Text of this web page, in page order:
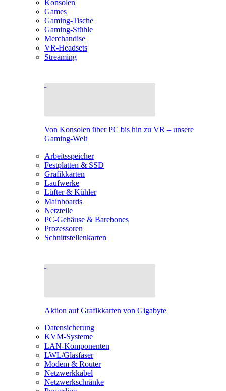
Konsolen
Games
Gaming-Tische
Gaming-Stühle
Merchandise
VR-Headsets
Streaming
Von Konsolen über PC bis hin zu VR – unsere
Gaming-Welt
Arbeitsspeicher
Festplatten & SSD
Grafikkarten
Laufwerke
Lüfter & Kühler
Mainboards
Netzteile
PC-Gehäuse & Barebones
Prozessoren
Schnittstellenkarten
Aktion auf Grafikkarten von Gigabyte
Datensicherung
KVM-Systeme
LAN-Komponenten
LWL/Glasfaser
Modem & Router
Netzwerkkabel
Netzwerkschränke